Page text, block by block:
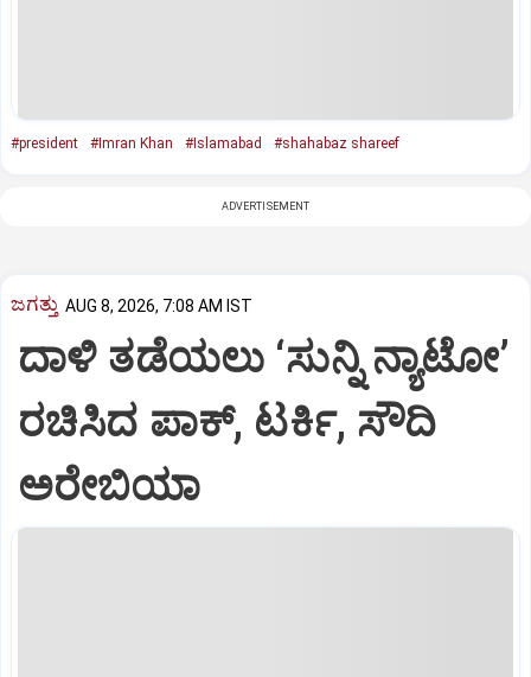
#president #Imran Khan #Islamabad #shahabaz shareef
ADVERTISEMENT
ಜಗತ್ತು AUG 8, 2026, 7:08 AM IST
ದಾಳಿ ತಡೆಯಲು ‘ಸುನ್ನಿ ನ್ಯಾಟೋ’
ರಚಿಸಿದ ಪಾಕ್‌, ಟರ್ಕಿ, ಸೌದಿ
ಅರೇಬಿಯಾ